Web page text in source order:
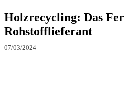
Holzrecycling: Das
Rohstofflieferant
07/03/2024